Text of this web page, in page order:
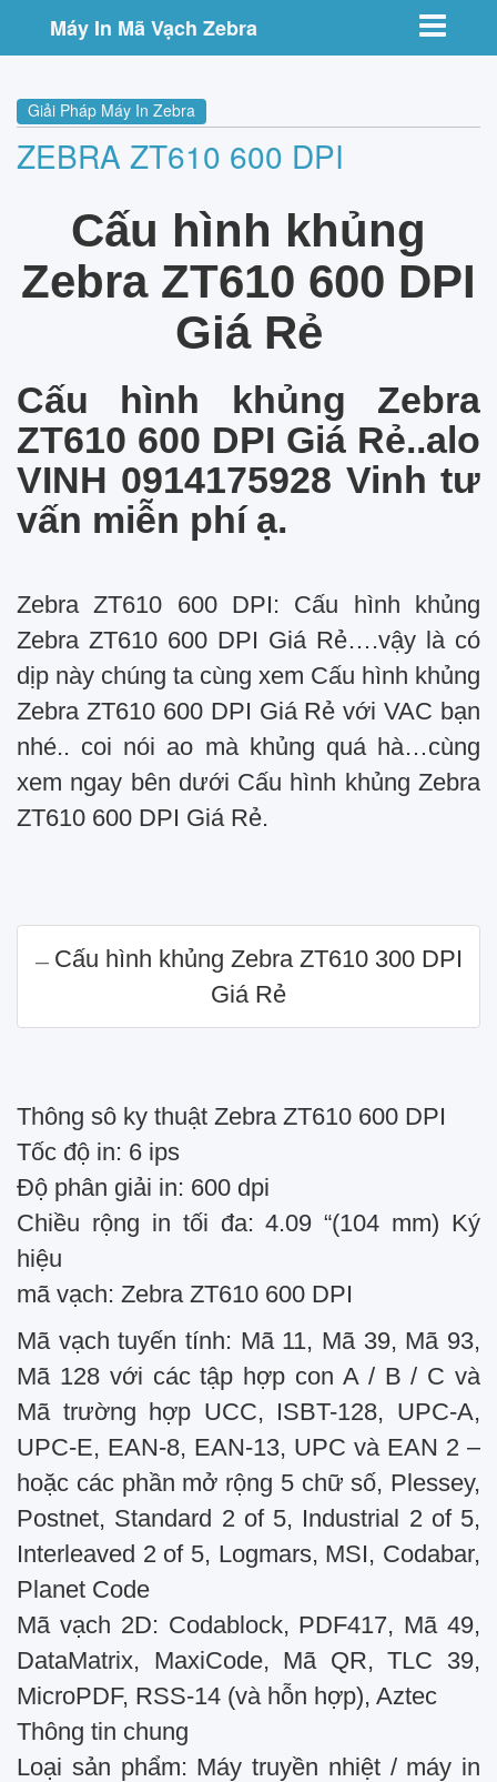
Toggle
Máy In Mã Vạch Zebra
Giải Pháp Máy In Zebra
ZEBRA ZT610 600 DPI
Cấu hình khủng
Zebra ZT610 600 DPI
Giá Rẻ
Cấu hình khủng Zebra
ZT610 600 DPI Giá Rẻ..alo
VINH 0914175928 Vinh tư
vấn miễn phí ạ.
Zebra ZT610 600 DPI: Cấu hình khủng
Zebra ZT610 600 DPI Giá Rẻ….vậy là có
dịp này chúng ta cùng xem Cấu hình khủng
Zebra ZT610 600 DPI Giá Rẻ với VAC bạn
nhé.. coi nói ao mà khủng quá hà…cùng
xem ngay bên dưới Cấu hình khủng Zebra
ZT610 600 DPI Giá Rẻ.
Cấu hình khủng Zebra ZT610 300 DPI
Giá Rẻ
Thông sô ky thuật Zebra ZT610 600 DPI
Tốc độ in: 6 ips
Độ phân giải in: 600 dpi
Chiều rộng in tối đa: 4.09 “(104 mm) Ký
hiệu
mã vạch: Zebra ZT610 600 DPI
Mã vạch tuyến tính: Mã 11, Mã 39, Mã 93,
Mã 128 với các tập hợp con A / B / C và
Mã trường hợp UCC, ISBT-128, UPC-A,
UPC-E, EAN-8, EAN-13, UPC và EAN 2 –
hoặc các phần mở rộng 5 chữ số, Plessey,
Postnet, Standard 2 of 5, Industrial 2 of 5,
Interleaved 2 of 5, Logmars, MSI, Codabar,
Planet Code
Mã vạch 2D: Codablock, PDF417, Mã 49,
DataMatrix, MaxiCode, Mã QR, TLC 39,
MicroPDF, RSS-14 (và hỗn hợp), Aztec
Thông tin chung
Loại sản phẩm: Máy truyền nhiệt / máy in